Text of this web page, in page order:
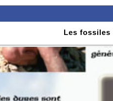
Les fossiles